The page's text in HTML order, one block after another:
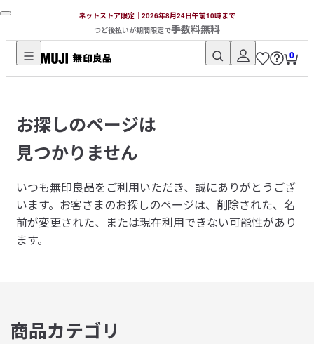
ネットストア限定｜2026年8月24日午前10時まで
つど後払いが期間限定で手数料無料
無
品
ネ
ッ
ト
ス
ト
ア
0
お探しのページは
見つかりません
いつも無印良品をご利用いただき、誠にありがとうござ
います。 お客さまのお探しのページは、削除された、名
前が変更された、または現在利用できない可能性があり
ます。
商品カテゴリ